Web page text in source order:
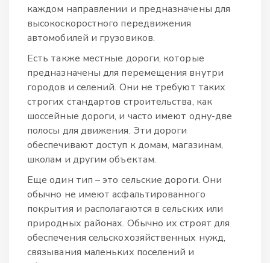
каждом направлении и предназначены для
высокоскоростного передвижения
автомобилей и грузовиков.
Есть также местные дороги, которые
предназначены для перемещения внутри
городов и селений. Они не требуют таких
строгих стандартов строительства, как
шоссейные дороги, и часто имеют одну-две
полосы для движения. Эти дороги
обеспечивают доступ к домам, магазинам,
школам и другим объектам.
Еще один тип – это сельские дороги. Они
обычно не имеют асфальтированного
покрытия и располагаются в сельских или
природных районах. Обычно их строят для
обеспечения сельскохозяйственных нужд,
связывания маленьких поселений и